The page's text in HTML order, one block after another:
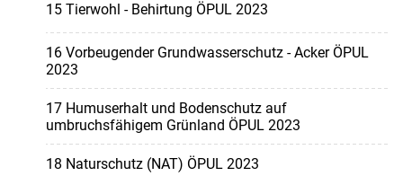
15 Tierwohl - Behirtung ÖPUL 2023
16 Vorbeugender Grundwasserschutz - Acker ÖPUL
2023
17 Humuserhalt und Bodenschutz auf
umbruchsfähigem Grünland ÖPUL 2023
18 Naturschutz (NAT) ÖPUL 2023